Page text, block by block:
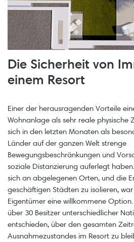
Die Sicherheit von
einem Resort
Einer der herausragenden Vorteile
Wohnanlage als sehr reale physische
sich in den letzten Monaten als
Länder auf der ganzen Welt strenge
Bewegungsbeschränkungen und
soziale Distanzierung auferlegt
sich an abgelegenen Orten, und die
geschäftigen Städten zu isolieren,
Eigentümer eine willkommene
über 30 Besitzer unterschiedlicher
entschieden, über den gesamten
Ausnahmezustandes im Resort zu